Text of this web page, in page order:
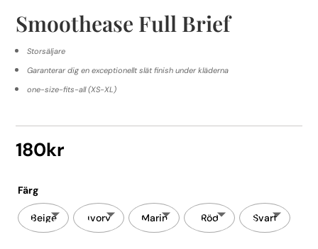
Smoothease Full Brief
Storsäljare
Garanterar dig en exceptionellt slät finish under kläderna
one-size-fits-all (XS-XL)
180kr
Färg
Beige ivory Marin Röd Svart